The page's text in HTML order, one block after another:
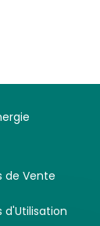
de Vente
d'Utilisation